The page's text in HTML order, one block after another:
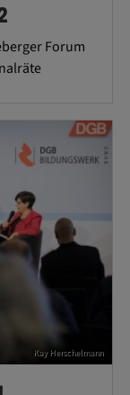
Forum
Kay Herschelmann